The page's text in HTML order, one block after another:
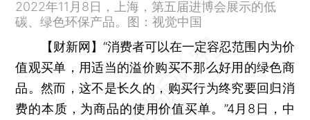
2022年11月8日，上海，第五届进博会展示的低
碳、绿色环保产品。图：视觉中国
【财新网】 “消费者可以在一定容忍范围内为价
值观买单，用适当的溢价购买不那么好用的绿色商
品。然而，这不是长久的，购买行为终究要回归消
费的本质，为商品的使用价值买单。”4月8日，中